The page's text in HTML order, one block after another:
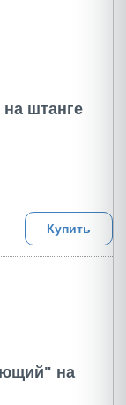
штанге
Купить
на